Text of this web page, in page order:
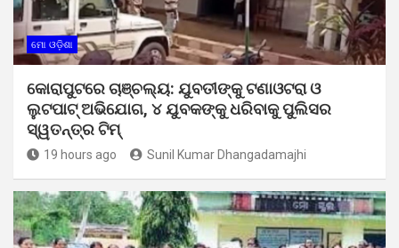
ମୋ ଓଡ଼ିଶା
କୋରାପୁଟରେ ଚାଞ୍ଚଲ୍ୟ: ଯୁବତୀଙ୍କୁ ଟଣାଓଟରା ଓ
ଲୁଟପାଟ୍ ଅଭିଯୋଗ, ୪ ଯୁବକଙ୍କୁ ଧରିବାକୁ ପୁଲିସର
ସ୍ୱତନ୍ତ୍ର ଟିମ୍
19 hours ago Sunil Kumar Dhangadamajhi